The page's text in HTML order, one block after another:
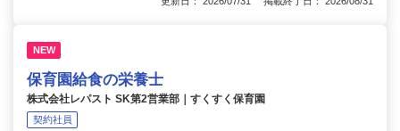
NEW
保育園給食の栄養士
株式会社レパスト SK第2営業部｜すくすく保育園
契約社員